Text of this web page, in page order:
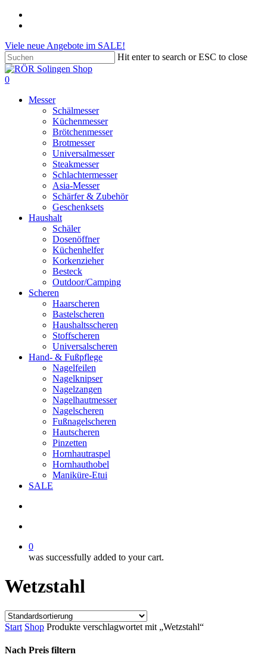
Skip
content
Viele neue Angebote im SALE!
Hit enter to search or ESC to close
Close
Search
search
account
0
Messer
Schälmesser
Küchenmesser
Brötchenmesser
Brotmesser
Universalmesser
Steakmesser
Schlachtermesser
Asia-Messer
Schärfer & Zubehör
Geschenksets
Haushalt
Schäler
Dosenöffner
Küchenhelfer
Korkenzieher
Besteck
Outdoor/Camping
Scheren
Haarscheren
Bastelscheren
Haushaltsscheren
Stoffscheren
Universalscheren
Hand- & Fußpflege
Nagelfeilen
Nagelknipser
Nagelzangen
Nagelhautmesser
Nagelscheren
Fußnagelscheren
Hautscheren
Pinzetten
Hornhautraspel
Hornhauthobel
Maniküre-Etui
SALE
0
was successfully added to your cart.
Wetzstahl
Start Shop Produkte verschlagwortet mit „Wetzstahl“
Nach Preis filtern